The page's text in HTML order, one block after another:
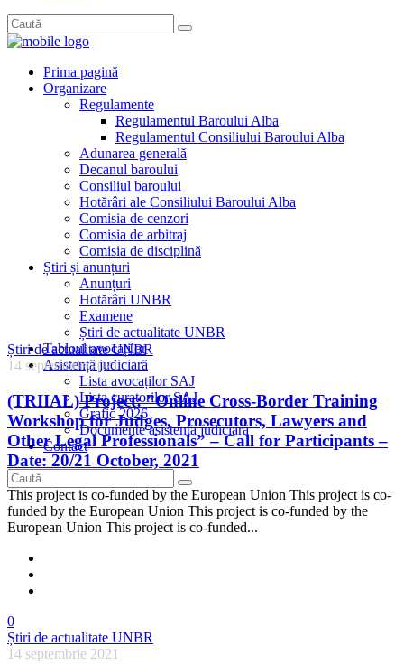
Prima pagină
Organizare
Regulamente
Regulamentul Baroului Alba
Regulamentul Consiliului Baroului Alba
Adunarea generală
Decanul baroului
Consiliul baroului
Hotărâri ale Consiliului Baroului Alba
Comisia de cenzori
Comisia de arbitraj
Comisia de disciplină
Știri și anunțuri
Anunțuri
Hotărâri UNBR
Examene
Știri de actualitate UNBR
Tabloul avocaților
Asistență judiciară
Lista avocaților SAJ
Lista curatorilor SAJ
Grafic 2026
Documente asistență judiciară
Contact
Știri de actualitate UNBR
14 septembrie 2021
(TRIIAL) Project: ”Online Cross-Border Training
Workshop for Judges, Prosecutors, Lawyers and
Other Legal Professionals” – Call for Participants –
Date: 20/21 October, 2021
This project is co-funded by the European Union This project is co-
funded by the European Union This project is co-funded by the
European Union This project is co-funded...
0
Știri de actualitate UNBR
14 septembrie 2021